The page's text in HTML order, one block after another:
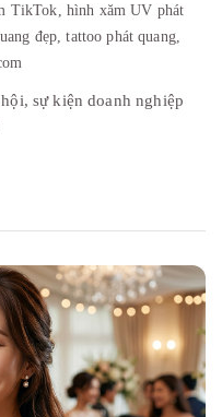
TikTok, hình xăm UV phát
đẹp,tattoo phát quang,
sự kiện doanh nghiệp